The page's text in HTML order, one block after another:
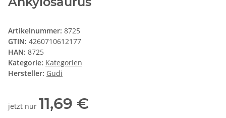
Artikelnummer: 8725
GTIN: 4260710612177
HAN: 8725
Kategorie: Kategorien
Hersteller: Gudi
jetzt nur 11,69 €